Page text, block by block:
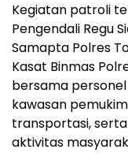
Kegiatan patroli
Pengendali Regu
Samapta Polres
Kasat Binmas
bersama personel
kawasan
transportasi,
aktivitas